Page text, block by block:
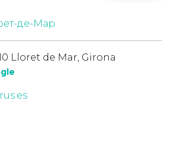
де-Мар
Lloret de Mar, Girona